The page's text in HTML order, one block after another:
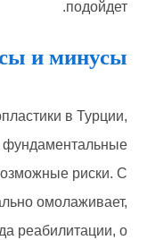
подойдет.
и минусы
в Турции,
фундаментальные
возможные риски. С
омолаживает,
реабилитации, о